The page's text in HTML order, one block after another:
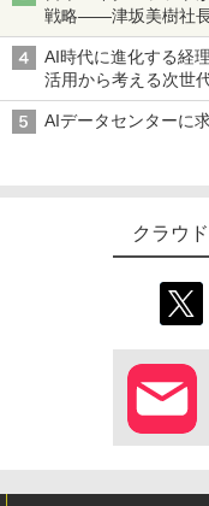
戦略――津坂美樹社
AI時代に進化する経
活用から考える次世
AIデータセンターに
クラウ